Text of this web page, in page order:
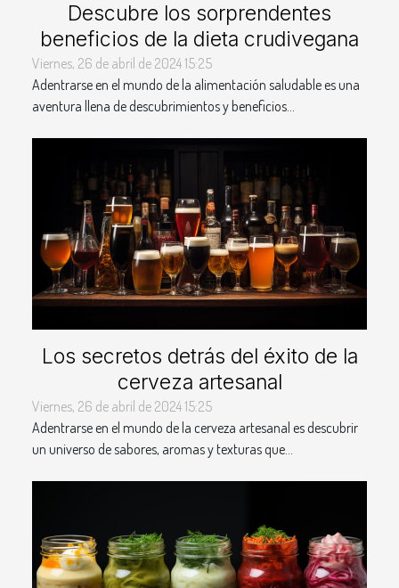
Descubre los sorprendentes
beneficios de la dieta crudivegana
Viernes, 26 de abril de 2024 15:25
Adentrarse en el mundo de la alimentación saludable es una
aventura llena de descubrimientos y beneficios...
Los secretos detrás del éxito de la
cerveza artesanal
Viernes, 26 de abril de 2024 15:25
Adentrarse en el mundo de la cerveza artesanal es descubrir
un universo de sabores, aromas y texturas que...